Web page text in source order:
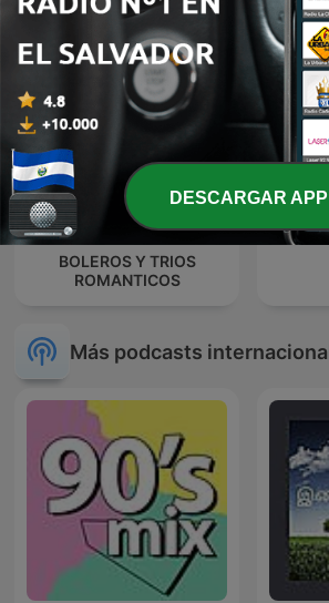
BOLEROS Y TRIOS
ROMANTICOS
Más podcasts
DESCARGAR APP